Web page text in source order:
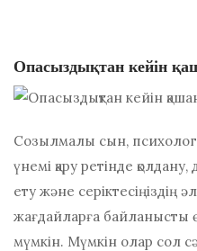
Опасыздықтан кейін
Созылмалы сын,
үнемі қару ретінде
ету және серіктесіңіздің
жағдайларға байланысты
мүмкін. Мүмкін олар сол